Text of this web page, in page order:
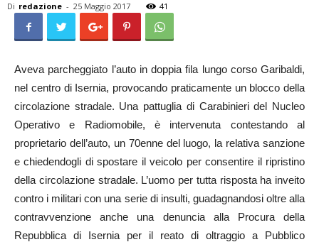
Di redazione - 25 Maggio 2017 41
Aveva parcheggiato l’auto in doppia fila lungo corso Garibaldi,
nel centro di Isernia, provocando praticamente un blocco della
circolazione stradale. Una pattuglia di Carabinieri del Nucleo
Operativo e Radiomobile, è intervenuta contestando al
proprietario dell’auto, un 70enne del luogo, la relativa sanzione
e chiedendogli di spostare il veicolo per consentire il ripristino
della circolazione stradale. L’uomo per tutta risposta ha inveito
contro i militari con una serie di insulti, guadagnandosi oltre alla
contravvenzione anche una denuncia alla Procura della
Repubblica di Isernia per il reato di oltraggio a Pubblico